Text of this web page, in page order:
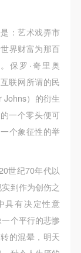
：艺术戏弄市
界财富为那百
保罗·奇里奥
联网所谓的民
Johns）的衍生
一个零头便可
个象征性的举
世纪70年代以
到作为创伤之
具有决定性意
个平行的悲惨
的混晕，明天